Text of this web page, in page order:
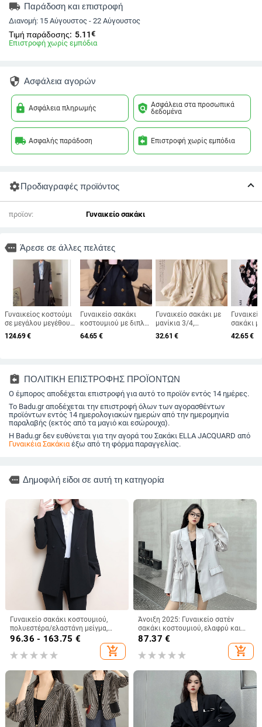
local_shipping Παράδοση και επιστροφή
Διανομή: 15 Αύγουστος - 22 Αύγουστος
Τιμή παράδοσης: 5.11€
Επιστροφή χωρίς εμπόδια
security Ασφάλεια αγορών
lock Ασφάλεια πληρωμής policy Ασφάλεια στα προσωπικά
δεδομένα
local_shipping Ασφαλής παράδοση assignment_return Επιστροφή χωρίς εμπόδια
settingsΠροδιαγραφές προϊόντος
προϊον: Γυναικείο σακάκι
more Άρεσε σε άλλες πελάτες
Γυναικείος κοστούμι
σε μεγάλου μεγέθους
με σακάκι και
παντελόνι, άνοιξη
124.69€
Γυναικείο σακάκι
κοστουμιού με διπλό
κουμπί —
Πολυεστέρας,
γραφείου, Μακριά
μανίκια, Μεσαίο
μήκος
64.65 €
Γυναικείο σακάκι με
μανίκια 3/4,
μονόμπρατ κουμπί,
γιακάς σακάου, ραφή
χαλαρό
32.61 €
σακάκι
μοτίβο,
σακάκι,
42.65€
assignment_return ΠΟΛΙΤΙΚΗ ΕΠΙΣΤΡΟΦΗΣ ΠΡΟΪΟΝΤΩΝ
Ο έμπορος αποδέχεται επιστροφή για αυτό το προϊόν εντός 14 ημέρες.
Το Badu.gr αποδέχεται την επιστροφή όλων των αγορασθέντων
προϊόντων εντός 14 ημερολογιακών ημερών από την ημερομηνία
παραλαβής (εκτός από τα μαγιό και εσώρουχα).
Η Badu.gr δεν ευθύνεται για την αγορά του Σακάκι ELLA JACQUARD από
Γυναικέια Σακάκιαέξω από τη φόρμα παραγγελίας.
more Δημοφιλή είδοι σε αυτή τη κατηγορία
Γυναικείο σακάκι κοστουμιού,
πολυεστέρα/ελαστάνη μείγμα,
επαγγελματικό στυλ, γιακά
κοστουμιού, μακριά μανίκια
96.36 - 163.75 €
add_shopping_cart
Άνοιξη 2025: Γυναικείο σατέν
σακάκι κοστουμιού, ελαφρύ και
φαρδύ, με διακόσμηση από
87.37 €
add_shopping_cart